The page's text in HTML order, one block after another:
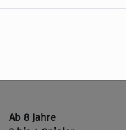
Wird nicht mehr
Ab 8 Jahre